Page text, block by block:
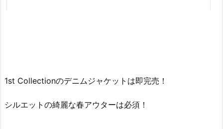
1st Collectionのデニムジャケットは即完売！
シルエットの綺麗な春アウターは必須！